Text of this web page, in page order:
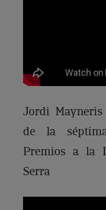
Jordi
de la
Premios a la
Serra